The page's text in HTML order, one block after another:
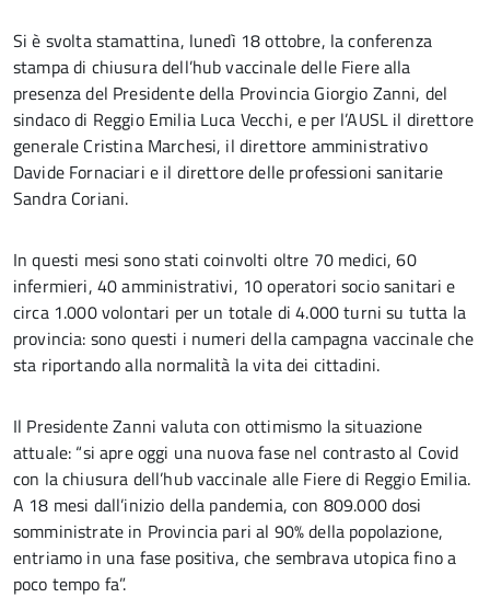
Si è svolta stamattina, lunedì 18 ottobre, la conferenza
stampa di chiusura dell’hub vaccinale delle Fiere alla
presenza del Presidente della Provincia Giorgio Zanni, del
sindaco di Reggio Emilia Luca Vecchi, e per l’AUSL il direttore
generale Cristina Marchesi, il direttore amministrativo
Davide Fornaciari e il direttore delle professioni sanitarie
Sandra Coriani.
In questi mesi sono stati coinvolti oltre 70 medici, 60
infermieri, 40 amministrativi, 10 operatori socio sanitari e
circa 1.000 volontari per un totale di 4.000 turni su tutta la
provincia: sono questi i numeri della campagna vaccinale che
sta riportando alla normalità la vita dei cittadini.
Il Presidente Zanni valuta con ottimismo la situazione
attuale: “si apre oggi una nuova fase nel contrasto al Covid
con la chiusura dell’hub vaccinale alle Fiere di Reggio Emilia.
A 18 mesi dall’inizio della pandemia, con 809.000 dosi
somministrate in Provincia pari al 90% della popolazione,
entriamo in una fase positiva, che sembrava utopica fino a
poco tempo fa”.